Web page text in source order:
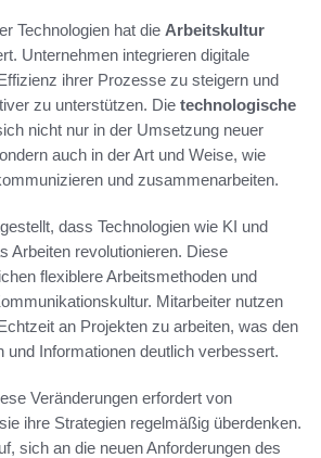
Technologien hat die Arbeitskultur
Unternehmen integrieren digitale
ihrer Prozesse zu steigern und
zu unterstützen. Die technologische
nicht nur in der Umsetzung neuer
auch in der Art und Weise, wie
und zusammenarbeiten.
dass Technologien wie KI und
Arbeiten revolutionieren. Diese
flexiblere Arbeitsmethoden und
Mitarbeiter nutzen
an Projekten zu arbeiten, was den
und Informationen deutlich verbessert.
Veränderungen erfordert von
ihre Strategien regelmäßig überdenken.
sich an die neuen Anforderungen des